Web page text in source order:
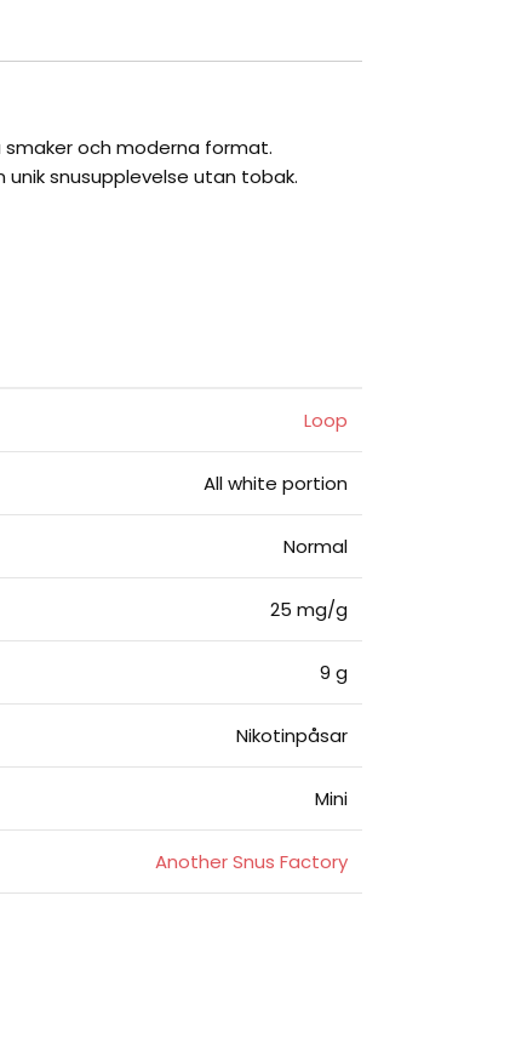
och moderna format.
snusupplevelse utan tobak.
Loop
All white portion
Normal
25 mg/g
9 g
Nikotinpåsar
Mini
Another Snus Factory